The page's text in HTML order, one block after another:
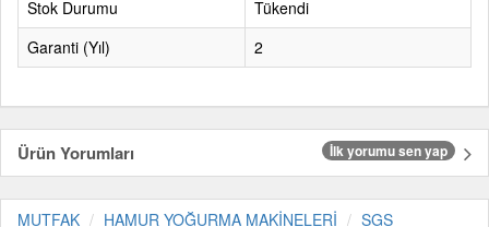
Stok Durumu
Tükendi
Garanti (Yıl)
2
Ürün Yorumları İlk yorumu sen yap
MUTFAK HAMUR YOĞURMA MAKİNELERİ SGS